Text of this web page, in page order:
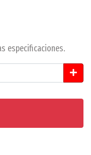
especificaciones.